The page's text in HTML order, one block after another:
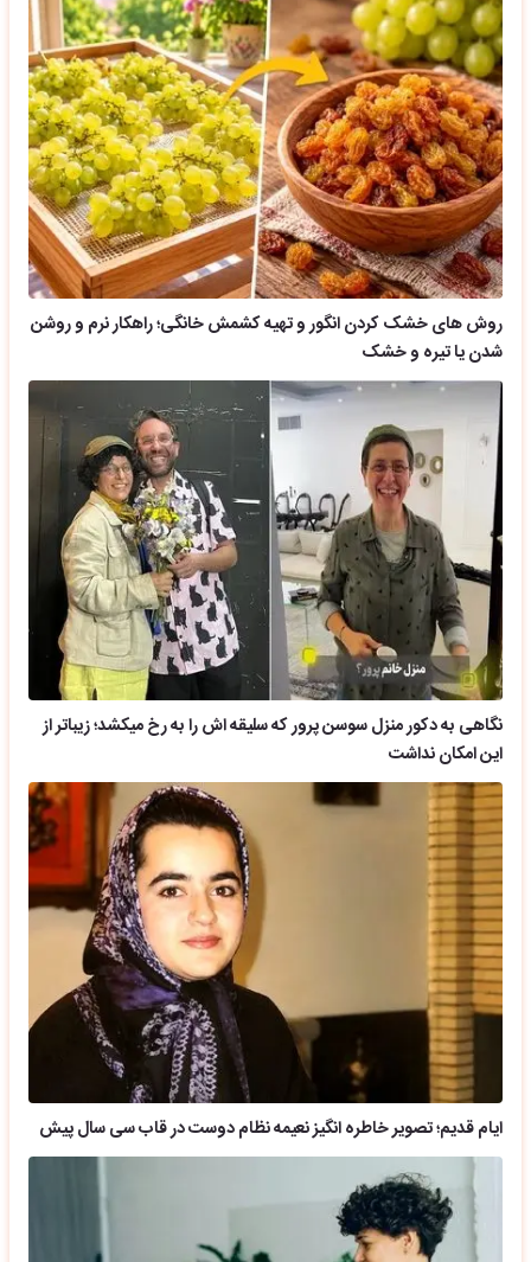
روش های خشک کردن انگور و تهیه کشمش خانگی؛ راهکار نرم و روشن
شدن یا تیره و خشک
نگاهی به دکور منزل سوسن پرور که سلیقه اش را به رخ میکشد؛ زیباتر از
این امکان نداشت
ایام قدیم؛ تصویر خاطره انگیز نعیمه نظام دوست در قاب سی سال پیش